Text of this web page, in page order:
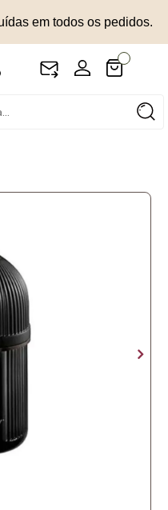
em todos os pedidos.